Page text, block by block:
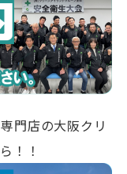
門店の大阪クリ
！！